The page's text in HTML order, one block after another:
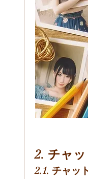
2. チャ
2.1. チャッ